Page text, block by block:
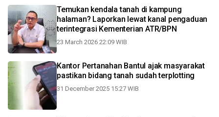
Temukan kendala tanah di kampung
halaman? Laporkan lewat kanal pengaduan
terintegrasi Kementerian ATR/BPN
23 March 2026 22:09 WIB
Kantor Pertanahan Bantul ajak masyarakat
pastikan bidang tanah sudah terplotting
31 December 2025 15:27 WIB